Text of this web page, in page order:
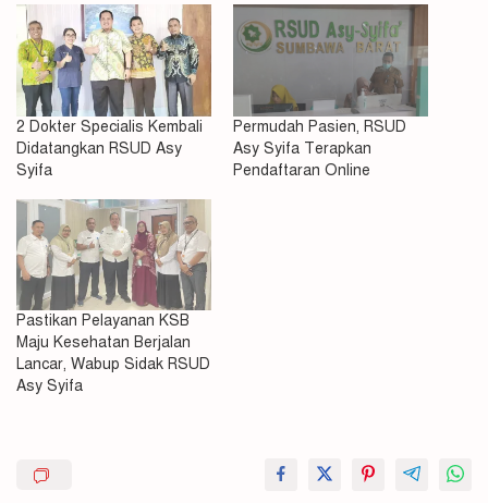
2 Dokter Specialis Kembali
Didatangkan RSUD Asy
Syifa
Permudah Pasien, RSUD
Asy Syifa Terapkan
Pendaftaran Online
Pastikan Pelayanan KSB
Maju Kesehatan Berjalan
Lancar, Wabup Sidak RSUD
Asy Syifa